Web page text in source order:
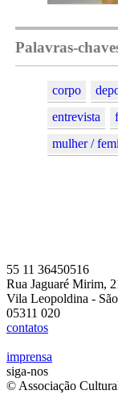
Palavras-
corpo
entrevista
mulher /
55 11 36450516
Rua Jaguaré Mirim,
Vila Leopoldina -
05311 020
contatos
imprensa
siga-nos
© Associação